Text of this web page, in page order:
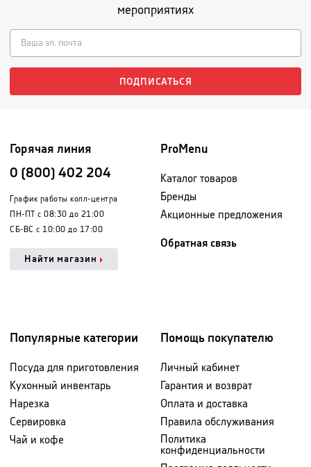
мероприятиях
ПОДПИСАТЬСЯ
Горячая линия
0 (800) 402 204
График работы колл-центра
ПН-ПТ с 08:30 до 21:00
СБ-ВС с 10:00 до 17:00
Найти магазин
ProMenu
Каталог товаров
Бренды
Акционные предложения
Обратная связь
Популярные категории
Посуда для приготовления
Кухонный инвентарь
Нарезка
Сервировка
Чай и кофе
Помощь покупателю
Личный кабинет
Гарантия и возврат
Оплата и доставка
Правила обслуживания
Политика
конфиденциальности